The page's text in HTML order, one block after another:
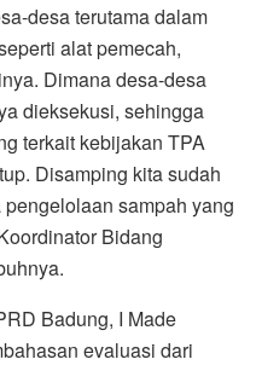
desa terutama dalam
alat pemecah,
Dimana desa-desa
dieksekusi, sehingga
terkait kebijakan TPA
Disamping kita sudah
sampah yang
Bidang
Badung, I Made
evaluasi dari